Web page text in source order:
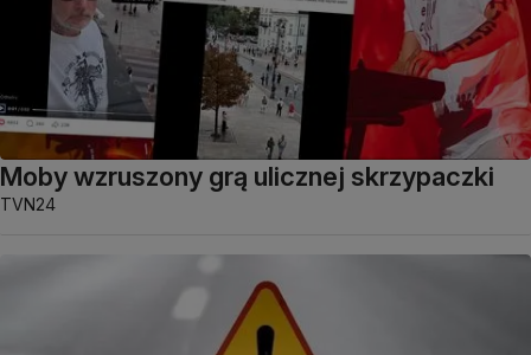
Moby wzruszony grą ulicznej skrzypaczki
TVN24